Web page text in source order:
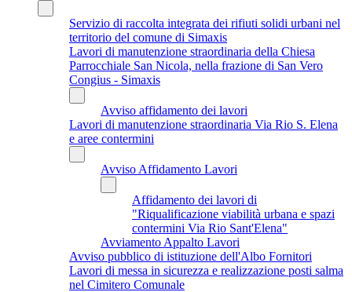
Servizio di raccolta integrata dei rifiuti solidi urbani nel
territorio del comune di Simaxis
Lavori di manutenzione straordinaria della Chiesa
Parrocchiale San Nicola, nella frazione di San Vero
Congius - Simaxis
Avviso affidamento dei lavori
Lavori di manutenzione straordinaria Via Rio S. Elena
e aree contermini
Avviso Affidamento Lavori
Affidamento dei lavori di
"Riqualificazione viabilità urbana e spazi
contermini Via Rio Sant'Elena"
Avviamento Appalto Lavori
Avviso pubblico di istituzione dell'Albo Fornitori
Lavori di messa in sicurezza e realizzazione posti salma
nel Cimitero Comunale